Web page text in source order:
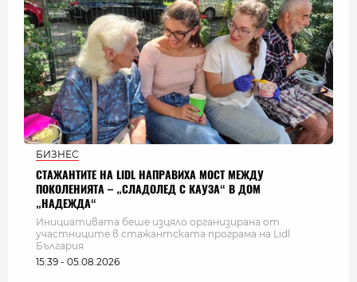
БИЗНЕС
СТАЖАНТИТЕ НА LIDL НАПРАВИХА МОСТ МЕЖДУ
ПОКОЛЕНИЯТА – „СЛАДОЛЕД С КАУЗА“ В ДОМ
„НАДЕЖДА“
Инициативата беше изцяло организирана от
участниците в стажантската програма на Lidl
България
15:39 - 05.08.2026